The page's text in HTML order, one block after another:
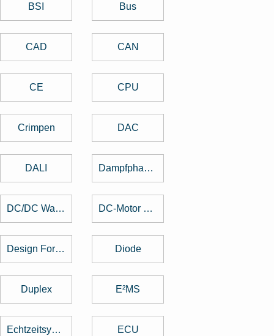
BSI Bus
CAD CAN
CE CPU
Crimpen DAC
DALI Dampfphasenlöten
DC/DC Wandler DC-Motor brushed
Design For Manufacturing Diode
Duplex E²MS
Echtzeitsystem ECU